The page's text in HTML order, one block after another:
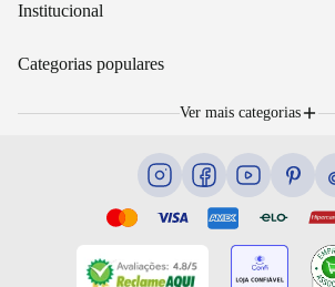
Acompanhar pedido
Email: sac@lojasunilar.com.br
Institucional
Política de entregas
Portal de Vagas
Categorias populares
Ver mais categorias